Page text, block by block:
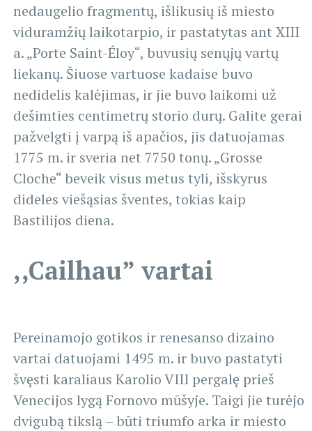
nedaugelio fragmentų, išlikusių iš miesto
viduramžių laikotarpio, ir pastatytas ant XIII
a. „Porte Saint-Éloy“, buvusių senųjų vartų
liekanų. Šiuose vartuose kadaise buvo
nedidelis kalėjimas, ir jie buvo laikomi už
dešimties centimetrų storio durų. Galite gerai
pažvelgti į varpą iš apačios, jis datuojamas
1775 m. ir sveria net 7750 tonų. „Grosse
Cloche“ beveik visus metus tyli, išskyrus
dideles viešąsias šventes, tokias kaip
Bastilijos diena.
,,Cailhau” vartai
Pereinamojo gotikos ir renesanso dizaino
vartai datuojami 1495 m. ir buvo pastatyti
švęsti karaliaus Karolio VIII pergalę prieš
Venecijos lygą Fornovo mūšyje. Taigi jie turėjo
dvigubą tikslą – būti triumfo arka ir miesto